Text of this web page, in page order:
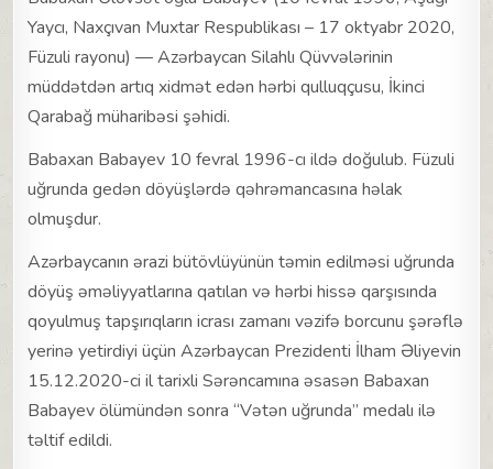
Yaycı, Naxçıvan Muxtar Respublikası – 17 oktyabr 2020,
Füzuli rayonu) — Azərbaycan Silahlı Qüvvələrinin
müddətdən artıq xidmət edən hərbi qulluqçusu, İkinci
Qarabağ müharibəsi şəhidi.
Babaxan Babayev 10 fevral 1996-cı ildə doğulub. Füzuli
uğrunda gedən döyüşlərdə qəhrəmancasına həlak
olmuşdur.
Azərbaycanın ərazi bütövlüyünün təmin edilməsi uğrunda
döyüş əməliyyatlarına qatılan və hərbi hissə qarşısında
qoyulmuş tapşırıqların icrası zamanı vəzifə borcunu şərəflə
yerinə yetirdiyi üçün Azərbaycan Prezidenti İlham Əliyevin
15.12.2020-ci il tarixli Sərəncamına əsasən Babaxan
Babayev ölümündən sonra “Vətən uğrunda” medalı ilə
təltif edildi.